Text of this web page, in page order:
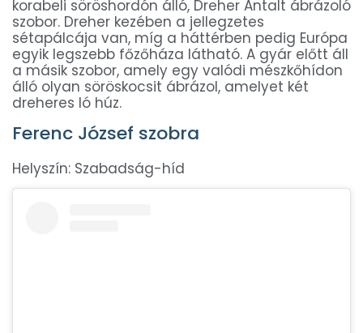
korabeli söröshordón álló, Dreher Antalt ábrázoló
szobor. Dreher kezében a jellegzetes
sétapálcája van, míg a háttérben pedig Európa
egyik legszebb főzőháza látható. A gyár előtt áll
a másik szobor, amely egy valódi mészkőhídon
álló olyan söröskocsit ábrázol, amelyet két
dreheres ló húz.
Ferenc József szobra
Helyszín: Szabadság-híd